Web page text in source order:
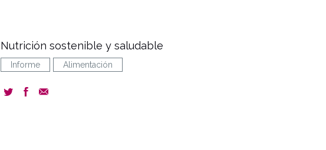
Nutrición sostenible y saludable
Informe Alimentación